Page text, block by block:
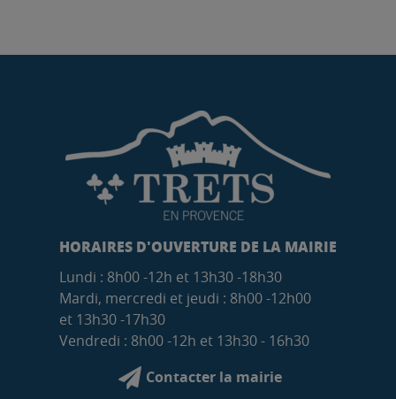
HORAIRES D'OUVERTURE DE LA MAIRIE
Lundi : 8h00 -12h et 13h30 -18h30
Mardi, mercredi et jeudi : 8h00 -12h00
et 13h30 -17h30
Vendredi : 8h00 -12h et 13h30 - 16h30
Contacter la mairie